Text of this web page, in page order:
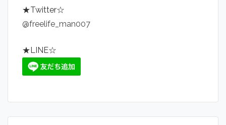
★Twitter☆
@freelife_man007
★LINE☆